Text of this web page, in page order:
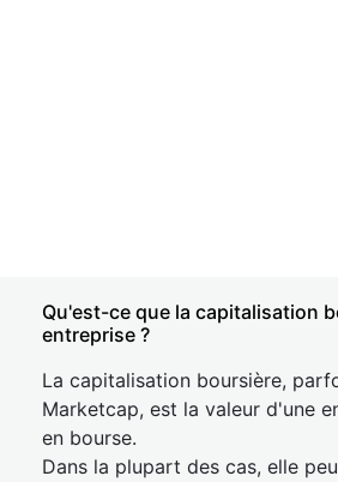
Qu'est-ce que la capitalisation
entreprise ?
La capitalisation boursière,
Marketcap, est la valeur d'une
en bourse.
Dans la plupart des cas, elle